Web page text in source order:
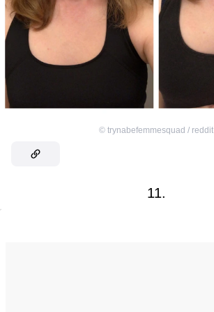
© trynabefemmesquad / reddit
11.